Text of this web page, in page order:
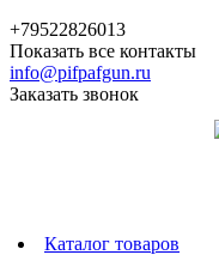
+79522826013
Показать все контакты
info@pifpafgun.ru
Заказать звонок
Каталог товаров